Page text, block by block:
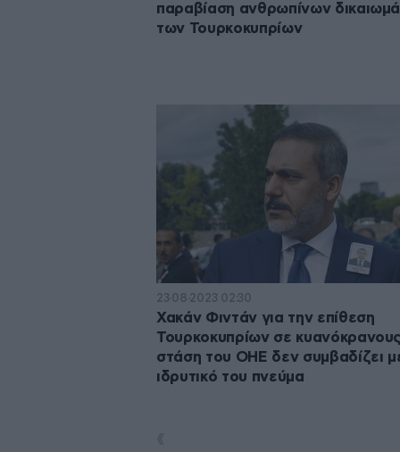
παραβίαση ανθρωπίνων
των Τουρκοκυπρίων
23·08·2023 02:30
Χακάν Φιντάν για την επίθεση
Τουρκοκυπρίων σε
στάση του ΟΗΕ δεν συμβαδίζει
ιδρυτικό του πνεύμα